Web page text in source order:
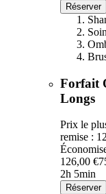
Réserver
Forfait
Longs
Prix le
remise :
126,00 €
2h 5min
Réserver